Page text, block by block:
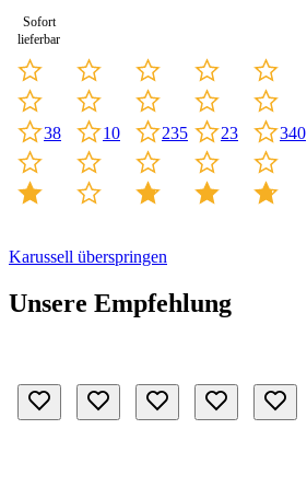
Sofort
lieferbar
38 10 235 23 340
Karussell überspringen
Unsere Empfehlung